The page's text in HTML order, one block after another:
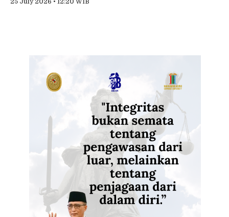
25 July 2026 • 12:20 WIB